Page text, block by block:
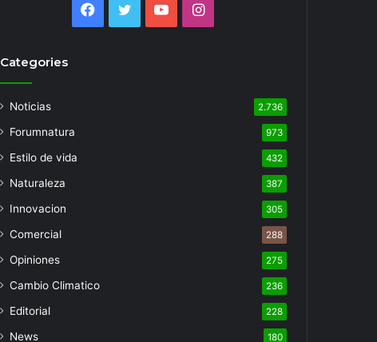
Facebook
TwitterYouTubeInstagram
Categories
Noticias 2.736
Forumnatura 973
Estilo de vida 432
Naturaleza 387
Innovacion 305
Comercial 288
Opiniones 275
Cambio Climatico 236
Editorial 228
News 180